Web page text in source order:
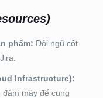
phẩm: Đội ngũ cốt
Infrastructure):
mây để cung